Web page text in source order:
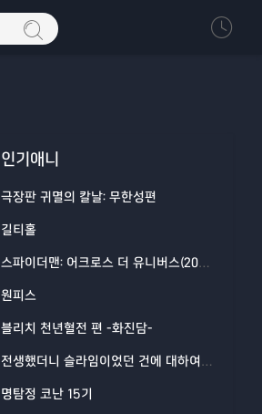
인기애니
극장판 귀멸의 칼날: 무한성편
길티홀
스파이더맨: 어크로스 더 유니버스(2023)
원피스
블리치 천년혈전 편 -화진담-
전생했더니 슬라임이었던 건에 대하여 4기
명탐정 코난 15기